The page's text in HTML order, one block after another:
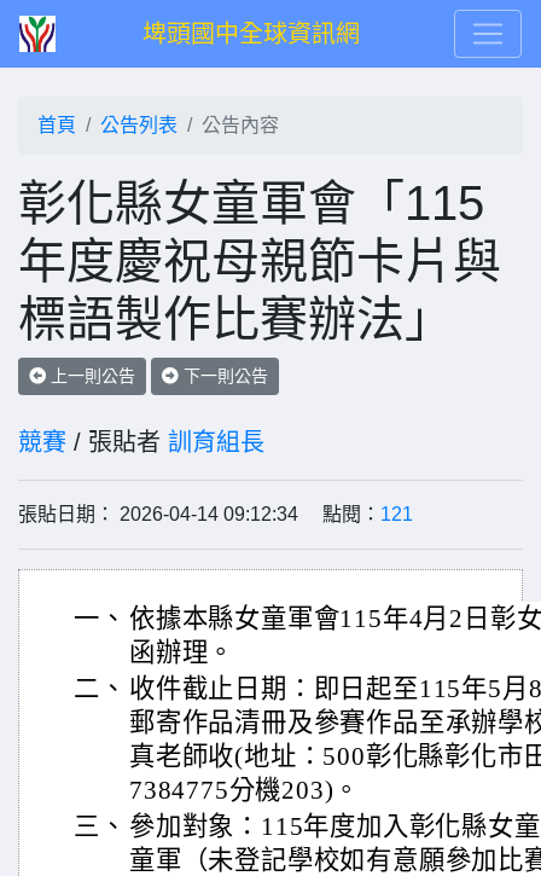
埤頭國中全球資訊網
首頁 公告列表 公告內容
彰化縣女童軍會「115
年度慶祝母親節卡片與
標語製作比賽辦法」
上一則公告 下一則公告
競賽 / 張貼者 訓育組長
張貼日期： 2026-04-14 09:12:34 點閱： 121
一、 依據本縣女童軍會115年4月2日彰
函辦理。
二、 收件截止日期：即日起至115年5
郵寄作品清冊及參賽作品至承辦學
真老師收(地址：500彰化縣彰化市
7384775分機203)。
三、 參加對象：115年度加入彰化縣女
童軍（未登記學校如有意願參加比